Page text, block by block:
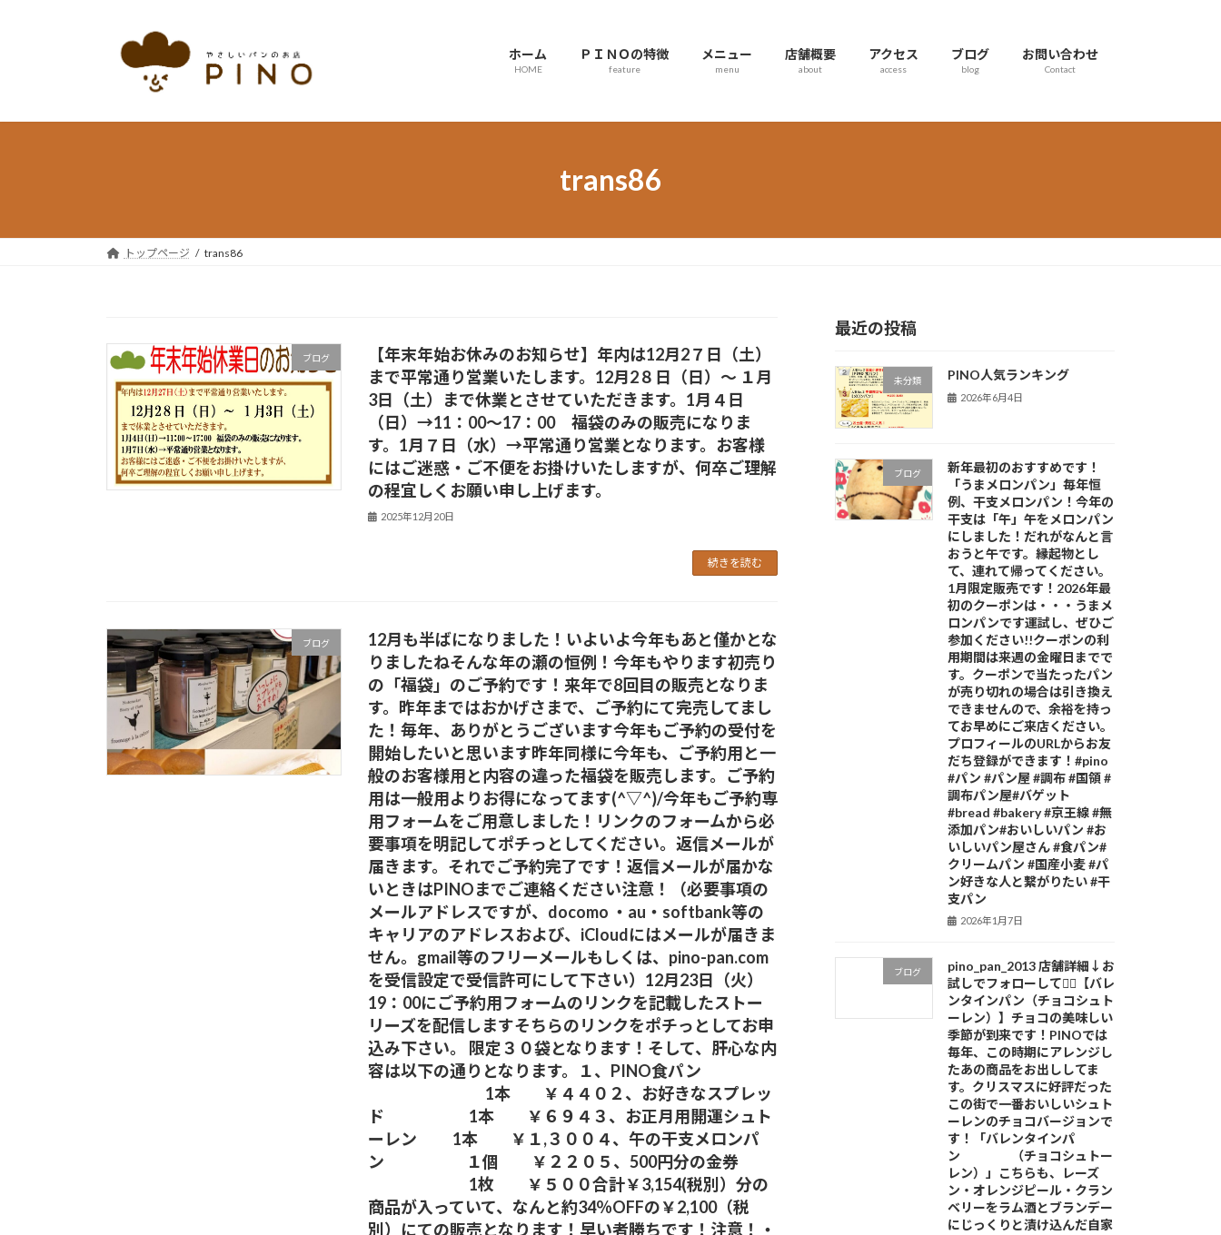
へ
ョ
ホーム
HOME
ＰＩＮＯの特徴
feature
メニュー
menu
店舗概要
about
アクセス
access
ブログ
blog
お問い合わせ
Contact
trans86
トップページ trans86
ブログ
【年末年始お休みのお知らせ】年内は12月2７日（土）
まで平常通り営業いたします。12月2８日（日）～ １月
3日（土）まで休業とさせていただきます。1月４日
（日）→11：00～17：00 福袋のみの販売になりま
す。1月７日（水）→平常通り営業となります。お客様
にはご迷惑・ご不便をお掛けいたしますが、何卒ご理解
の程宜しくお願い申し上げます。
2025年12月20日
続きを読む
ブログ
12月も半ばになりました！いよいよ今年もあと僅かとな
りましたねそんな年の瀬の恒例！今年もやります初売り
の「福袋」のご予約です！来年で8回目の販売となりま
す。昨年まではおかげさまで、ご予約にて完売してまし
た！毎年、ありがとうございます今年もご予約の受付を
開始したいと思います昨年同様に今年も、ご予約用と一
般のお客様用と内容の違った福袋を販売します。ご予約
用は一般用よりお得になってます(^▽^)/今年もご予約専
用フォームをご用意しました！リンクのフォームから必
要事項を明記してポチっとしてください。返信メールが
届きます。それでご予約完了です！返信メールが届かな
いときはPINOまでご連絡ください️注意！（必要事項の
メールアドレスですが、docomo ・au・softbank等の
キャリアのアドレスおよび、iCloudにはメールが届きま
せん。gmail等のフリーメールもしくは、pino-pan.com
を受信設定で受信許可にして下さい）12月23日（火）
19：00にご予約用フォームのリンクを記載したストー
リーズを配信しますそちらのリンクをポチっとしてお申
込み下さい。 限定３０袋となります！そして、肝心な内
容は以下の通りとなります。１、PINO食パン
1本 ￥４４０２、お好きなスプレッ
ド 1本 ￥６９４３、お正月用開運シュト
ーレン 1本 ￥１,３００４、午の干支メロンパ
ン １個 ￥２２０５、500円分の金券
1枚 ￥５００合計￥3,154(税別）分の
商品が入っていて、なんと約34％OFFの￥2,100（税
別）にての販売となります！早い者勝ちです！注意！・
最近の投稿
未分類 PINO人気ランキング
2026年6月4日
ブログ
新年最初のおすすめです！
「うまメロンパン」毎年恒
例、干支メロンパン！今年の
干支は「午」午をメロンパン
にしました！だれがなんと言
おうと午です。縁起物とし
て、連れて帰ってください。
1月限定販売です！2026年最
初のクーポンは・・・うまメ
ロンパンです運試し、ぜひご
参加ください!!クーポンの利
用期間は来週の金曜日までで
す。クーポンで当たったパン
が売り切れの場合は引き換え
できませんので、余裕を持っ
てお早めにご来店ください。
プロフィールのURLからお友
だち登録ができます！#pino
#パン #パン屋 #調布 #国領 #
調布パン屋⁡#バゲット
#bread #bakery #京王線 #無
添加パン⁡#おいしいパン #お
いしいパン屋さん #食パン⁡#
クリームパン #国産小麦 #パ
ン好きな人と繋がりたい #干
支パン
2026年1月7日
ブログ
pino_pan_2013 店舗詳細↓お
試しでフォローしてね🏻【バレ
ンタインパン（チョコシュト
ーレン）】チョコの美味しい
季節が到来です！PINOでは
毎年、この時期にアレンジし
たあの商品をお出ししてま
す。クリスマスに好評だった
この街で一番おいしいシュト
ーレンのチョコバージョンで
す！「バレンタインパ
ン （チョコシュトー
レン）」こちらも、レーズ
ン・オレンジピール・クラン
ベリーをラム酒とブランデー
にじっくりと漬け込んだ自家